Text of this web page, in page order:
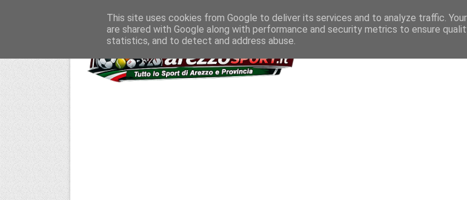
This site uses cookies from Google to deliver its services and to analyze traffic.
are shared with Google along with performance and security metrics to ensure
statistics, and to detect and address abuse.